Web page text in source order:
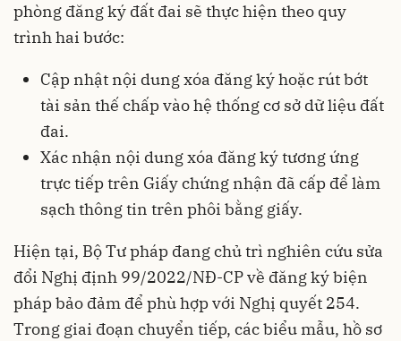
phòng đăng ký đất đai sẽ thực hiện theo quy
trình hai bước:
Cập nhật nội dung xóa đăng ký hoặc rút bớt
tài sản thế chấp vào hệ thống cơ sở dữ liệu đất
đai.
Xác nhận nội dung xóa đăng ký tương ứng
trực tiếp trên Giấy chứng nhận đã cấp để làm
sạch thông tin trên phôi bằng giấy.
Hiện tại, Bộ Tư pháp đang chủ trì nghiên cứu sửa
đổi Nghị định 99/2022/NĐ-CP về đăng ký biện
pháp bảo đảm để phù hợp với Nghị quyết 254.
Trong giai đoạn chuyển tiếp, các biểu mẫu, hồ sơ